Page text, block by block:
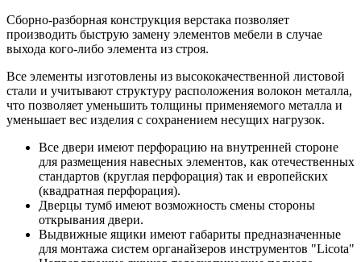
Сборно-разборная конструкция верстака позволяет
производить быструю замену элементов мебели в случае
выхода кого-либо элемента из строя.
Все элементы изготовлены из высококачественной листовой
стали и учитывают структуру расположения волокон металла,
что позволяет уменьшить толщины применяемого металла и
уменьшает вес изделия с сохранением несущих нагрузок.
Все двери имеют перфорацию на внутренней стороне
для размещения навесных элементов, как отечественных
стандартов (круглая перфорация) так и европейских
(квадратная перфорация).
Дверцы тумб имеют возможность смены стороны
открывания двери.
Выдвижные ящики имеют габариты предназначенные
для монтажа систем органайзеров инструментов "Licota"